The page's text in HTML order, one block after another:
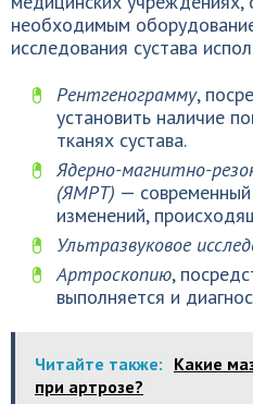
необходимым
исследования сустава
Рентгенограмму,
установить наличие
тканях сустава.
Ядерно-магнитно-
(ЯМРТ) —
изменений,
Ультразвуковое
Артроскопию,
выполняется и
Читайте также: Какие
при артрозе?